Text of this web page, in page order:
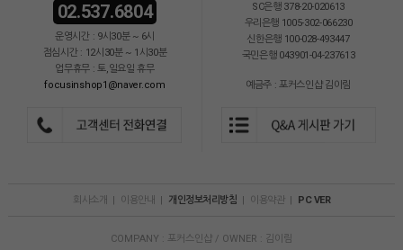
02.537.6804
운영시간 : 9시30분 ~ 6시
점심시간 : 12시30분 ~ 1시30분
업무휴무 : 토,일요일 휴무
focusinshop1@naver.com
SC은행 378-20-020613
우리은행 1005-302-066230
신한은행 100-028-493447
국민은행 043901-04-237613
예금주 : 포커스인샵 김이림
회사소개 | 이용안내 | 개인정보처리방침 | 이용약관 | PC VER
COMPANY : 포커스인샵 / OWNER : 김이림